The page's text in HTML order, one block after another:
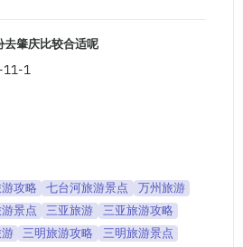
去肇庆比较合适呢
11-1
攻略 七台河旅游景点
万州旅游
景点 三亚旅游
三亚旅游攻略
三明旅游攻略
三明旅游景点